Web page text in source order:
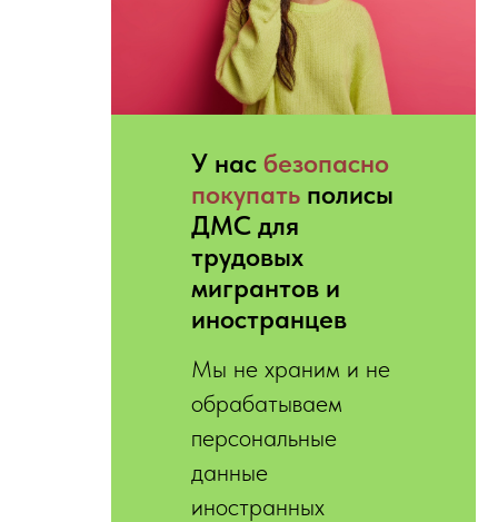
У нас безопасно
покупать полисы
ДМС для
трудовых
мигрантов и
иностранцев
Мы не храним и не
обрабатываем
персональные
данные
иностранных